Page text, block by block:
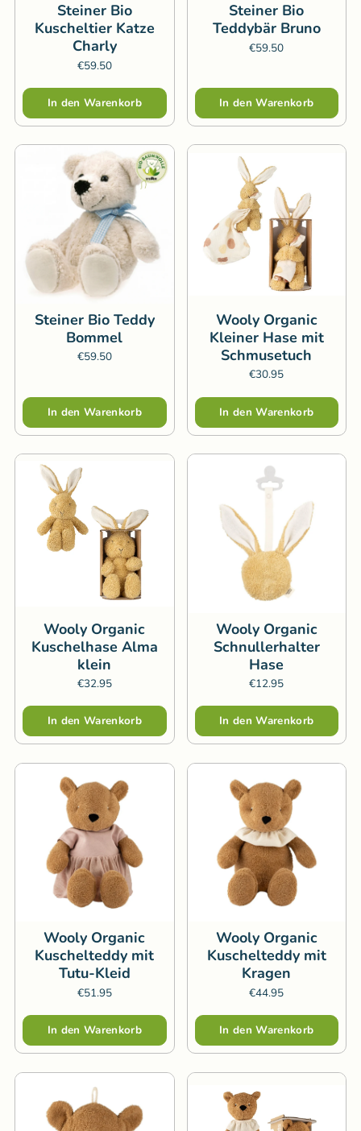
Steiner Bio
Kuscheltier Katze
Charly
€59.50
Menge
In den Warenkorb
Steiner Bio
Teddybär Bruno
€59.50
Menge
In den Warenkorb
Steiner Bio Teddy
Bommel
€59.50
Menge
In den Warenkorb
Wooly Organic
Kleiner Hase mit
Schmusetuch
€30.95
Menge
In den Warenkorb
Wooly Organic
Kuschelhase Alma
klein
€32.95
Menge
In den Warenkorb
Wooly Organic
Schnullerhalter
Hase
€12.95
Menge
In den Warenkorb
Wooly Organic
Kuschelteddy mit
Tutu-Kleid
€51.95
Menge
In den Warenkorb
Wooly Organic
Kuschelteddy mit
Kragen
€44.95
Menge
In den Warenkorb